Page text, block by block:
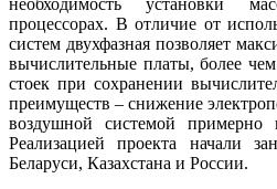
процессорах. В отличие от
систем двухфазная позволяет
вычислительные платы, более
стоек при сохранении
преимуществ – снижение
воздушной системой
Реализацией проекта начали
Беларуси, Казахстана и России.